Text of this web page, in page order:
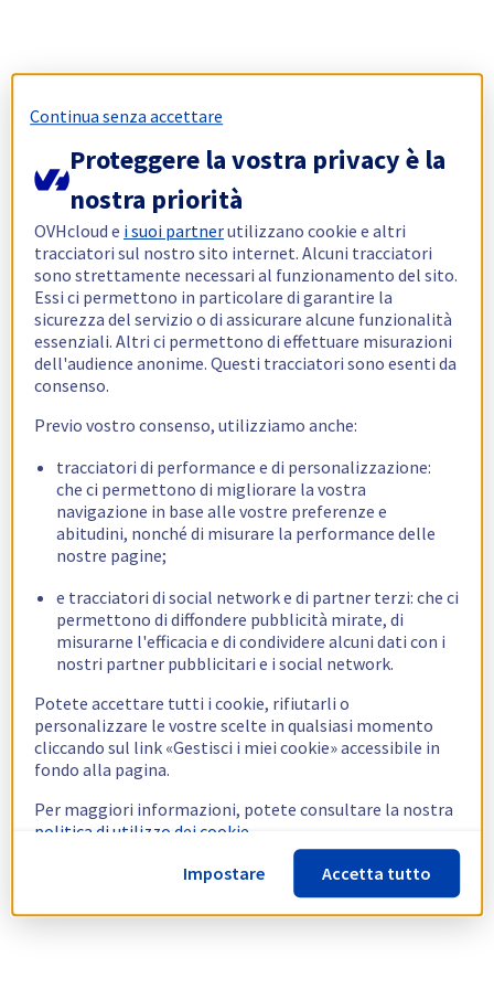
Continua senza accettare
Proteggere la vostra privacy è la
nostra priorità
OVHcloud e i suoi partnerutilizzano cookie e altri
tracciatori sul nostro sito internet. Alcuni tracciatori
sono strettamente necessari al funzionamento del sito.
Essi ci permettono in particolare di garantire la
sicurezza del servizio o di assicurare alcune funzionalità
essenziali. Altri ci permettono di effettuare misurazioni
dell'audience anonime. Questi tracciatori sono esenti da
consenso.
Previo vostro consenso, utilizziamo anche:
tracciatori di performance e di personalizzazione:
che ci permettono di migliorare la vostra
navigazione in base alle vostre preferenze e
abitudini, nonché di misurare la performance delle
nostre pagine;
e tracciatori di social network e di partner terzi: che ci
permettono di diffondere pubblicità mirate, di
misurarne l'efficacia e di condividere alcuni dati con i
nostri partner pubblicitari e i social network.
Potete accettare tutti i cookie, rifiutarli o
personalizzare le vostre scelte in qualsiasi momento
cliccando sul link «Gestisci i miei cookie» accessibile in
fondo alla pagina.
Per maggiori informazioni, potete consultare la nostra
politica di utilizzo dei cookie.
Impostare
Accetta tutto